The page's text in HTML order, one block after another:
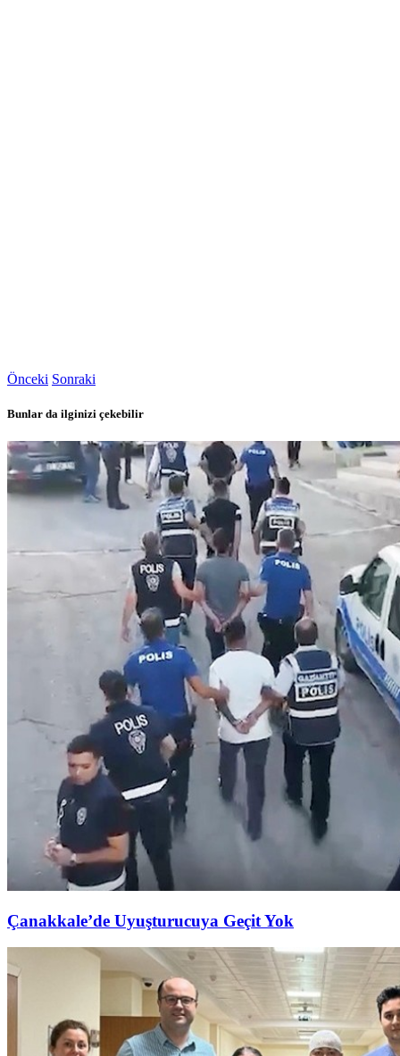
Önceki Sonraki
Bunlar da ilginizi çekebilir
Çanakkale’de Uyuşturucuya Geçit Yok